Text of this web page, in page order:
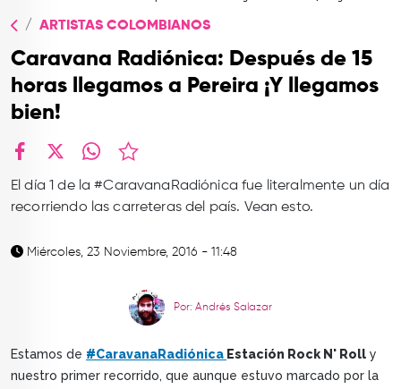
CONTACTO
ARTISTAS COLOMBIANOS
Caravana Radiónica: Después de 15
horas llegamos a Pereira ¡Y llegamos
bien!
El día 1 de la #CaravanaRadiónica fue literalmente un día
recorriendo las carreteras del país. Vean esto.
Miércoles, 23 Noviembre, 2016 - 11:48
Por: Andrés Salazar
Estamos de #CaravanaRadiónica Estación Rock N' Roll y
nuestro primer recorrido, que aunque estuvo marcado por la